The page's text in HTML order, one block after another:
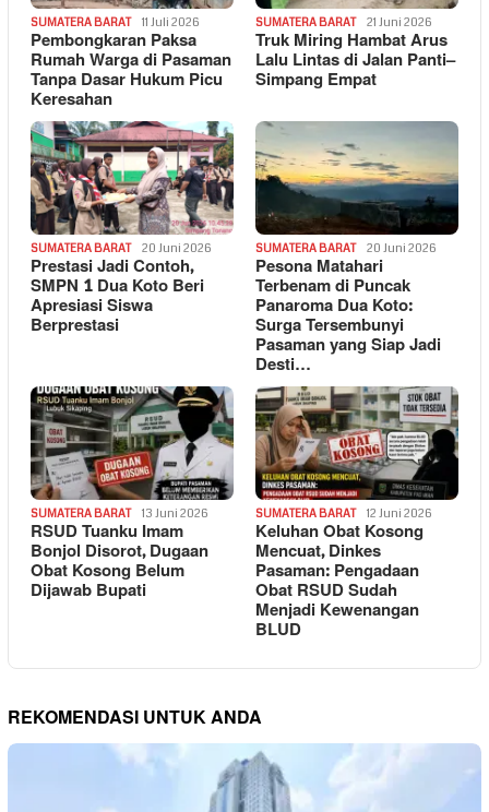
SUMATERA BARAT 11 Juli 2026
Pembongkaran Paksa
Rumah Warga di Pasaman
Tanpa Dasar Hukum Picu
Keresahan
SUMATERA BARAT 21 Juni 2026
Truk Miring Hambat Arus
Lalu Lintas di Jalan Panti–
Simpang Empat
SUMATERA BARAT 20 Juni 2026
Prestasi Jadi Contoh,
SMPN 1 Dua Koto Beri
Apresiasi Siswa
Berprestasi
SUMATERA BARAT 20 Juni 2026
Pesona Matahari
Terbenam di Puncak
Panaroma Dua Koto:
Surga Tersembunyi
Pasaman yang Siap Jadi
Desti…
SUMATERA BARAT 13 Juni 2026
RSUD Tuanku Imam
Bonjol Disorot, Dugaan
Obat Kosong Belum
Dijawab Bupati
SUMATERA BARAT 12 Juni 2026
Keluhan Obat Kosong
Mencuat, Dinkes
Pasaman: Pengadaan
Obat RSUD Sudah
Menjadi Kewenangan
BLUD
REKOMENDASI UNTUK ANDA